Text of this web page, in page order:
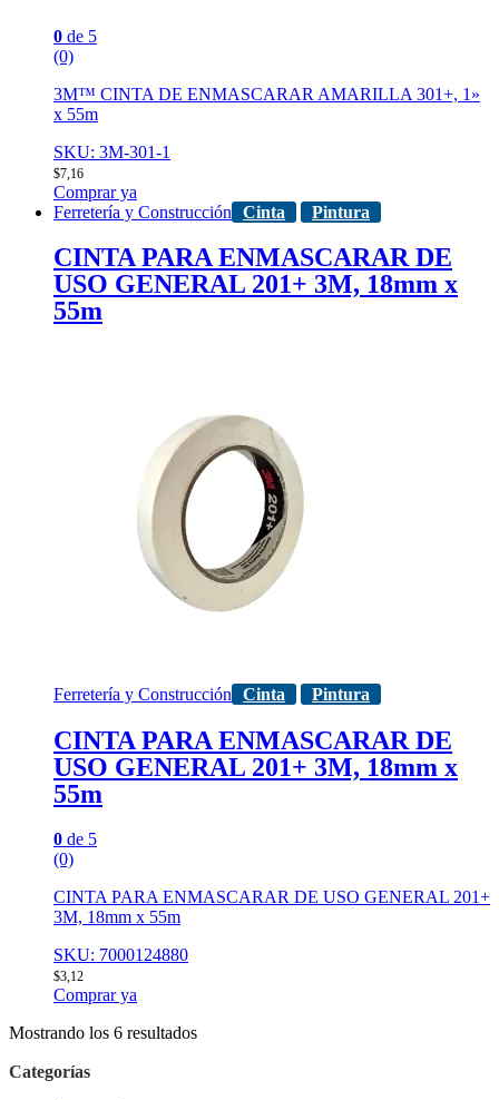
0 de 5
(0)
3M™ CINTA DE ENMASCARAR AMARILLA 301+, 1»
x 55m
SKU: 3M-301-1
$7,16
Comprar ya
Ferretería y Construcción
Cinta Pintura
CINTA PARA ENMASCARAR DE
USO GENERAL 201+ 3M, 18mm x
55m
Ferretería y Construcción Cinta Pintura
CINTA PARA ENMASCARAR DE
USO GENERAL 201+ 3M, 18mm x
55m
0 de 5
(0)
CINTA PARA ENMASCARAR DE USO GENERAL 201+
3M, 18mm x 55m
SKU: 7000124880
$3,12
Comprar ya
Mostrando los 6 resultados
Categorías